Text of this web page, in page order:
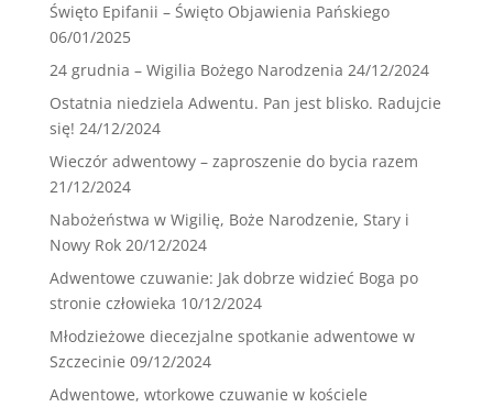
Święto Epifanii – Święto Objawienia Pańskiego
06/01/2025
24 grudnia – Wigilia Bożego Narodzenia 24/12/2024
Ostatnia niedziela Adwentu. Pan jest blisko. Radujcie
się! 24/12/2024
Wieczór adwentowy – zaproszenie do bycia razem
21/12/2024
Nabożeństwa w Wigilię, Boże Narodzenie, Stary i
Nowy Rok 20/12/2024
Adwentowe czuwanie: Jak dobrze widzieć Boga po
stronie człowieka 10/12/2024
Młodzieżowe diecezjalne spotkanie adwentowe w
Szczecinie 09/12/2024
Adwentowe, wtorkowe czuwanie w kościele